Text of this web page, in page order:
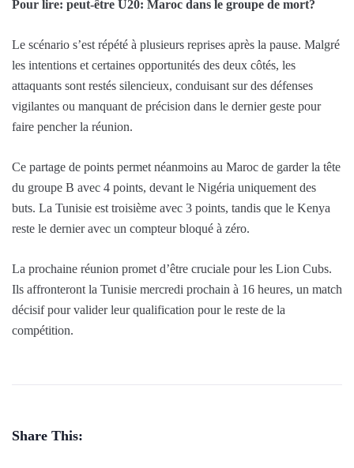
Pour lire: peut-être U20: Maroc dans le groupe de mort?
Le scénario s’est répété à plusieurs reprises après la pause. Malgré
les intentions et certaines opportunités des deux côtés, les
attaquants sont restés silencieux, conduisant sur des défenses
vigilantes ou manquant de précision dans le dernier geste pour
faire pencher la réunion.
Ce partage de points permet néanmoins au Maroc de garder la tête
du groupe B avec 4 points, devant le Nigéria uniquement des
buts. La Tunisie est troisième avec 3 points, tandis que le Kenya
reste le dernier avec un compteur bloqué à zéro.
La prochaine réunion promet d’être cruciale pour les Lion Cubs.
Ils affronteront la Tunisie mercredi prochain à 16 heures, un match
décisif pour valider leur qualification pour le reste de la
compétition.
Share This: